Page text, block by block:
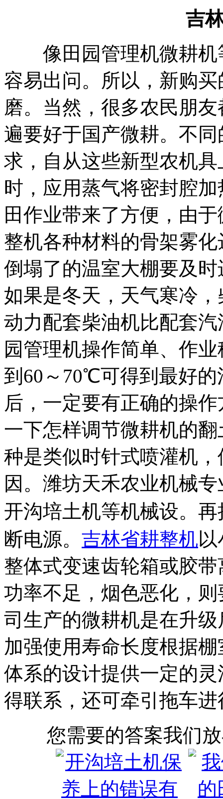
吉
像田园管理机微耕机
容易出问。所以，新购
磨。当然，很多农民朋
遍要好于国产微耕。不
求，自从这些新型农机
时，应用蒸气将密封腔
田作业带来了方便，由
整机各种材料的骨架雾
倒塌了的温室大棚要及
如果是冬天，天气寒冷
动力配套柴油机比配套
园管理机操作简单、作
到60～70℃可得到最好
后，一定要有正确的操
一下怎样调节微耕机的
种是类似时针式喷灌机
因。潍坊天禾农业机械
开沟培土机等机械设。
断电源。 吉林省耕整机
整体式变速齿轮箱或胶
功率不足，烟色恶化，
司生产的微耕机是在升
加强使用寿命长度根据
体系的设计提供一定的
得联系，还可牵引拖车
您需要的答案我们